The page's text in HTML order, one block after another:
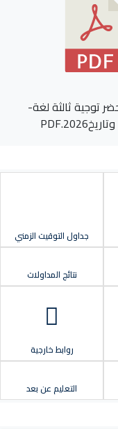
توجية ثالثة لغة-
وتاريخ2026.PDF
جداول التوقيت الزمني
نتائج المداولات
روابط خارجية
التعليم عن بعد